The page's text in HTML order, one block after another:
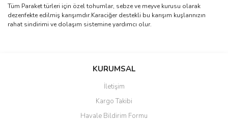
Tüm Paraket türleri için özel tohumlar, sebze ve meyve kurusu olarak
dezenfekte edilmiş karışımdır.Karaciğer destekli bu karışım kuşlarınızın
rahat sindirimi ve dolaşım sistemine yardımcı olur.
Bu ürüne ilk yorumu siz yapın!
Ürün resmi kalitesiz, bozuk veya görüntülenemiyor.
Ürün açıklamasında eksik bilgiler bulunuyor.
KURUMSAL
İletişim
Kargo Takibi
Havale Bildirim Formu